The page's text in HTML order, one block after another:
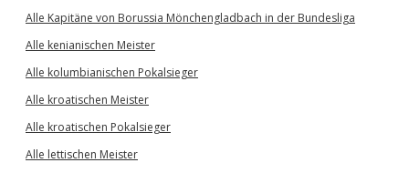
Alle Kapitäne von Borussia Mönchengladbach in der Bundesliga
Alle kenianischen Meister
Alle kolumbianischen Pokalsieger
Alle kroatischen Meister
Alle kroatischen Pokalsieger
Alle lettischen Meister